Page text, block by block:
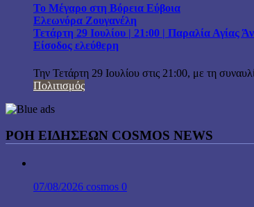
Το Μέγαρο στη Βόρεια Εύβοια
Ελεωνόρα Ζουγανέλη
Τετάρτη 29 Ιουλίου | 21:00 | Παραλία Αγίας
Είσοδος ελεύθερη
Την Τετάρτη 29 Ιουλίου στις 21:00, με τη
Πολιτισμός
ΡΟΗ ΕΙΔΗΣΕΩΝ COSMOS NEWS
07/08/2026 cosmos 0